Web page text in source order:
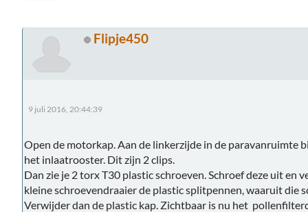
Flipje450
9 juli 2016, 20:44:39
Open de motorkap. Aan de linkerzijde in de paravanruimte
het inlaatrooster. Dit zijn 2 clips.
Dan zie je 2 torx T30 plastic schroeven. Schroef deze uit en
kleine schroevendraaier de plastic splitpennen, waaruit die
Verwijder dan de plastic kap. Zichtbaar is nu het